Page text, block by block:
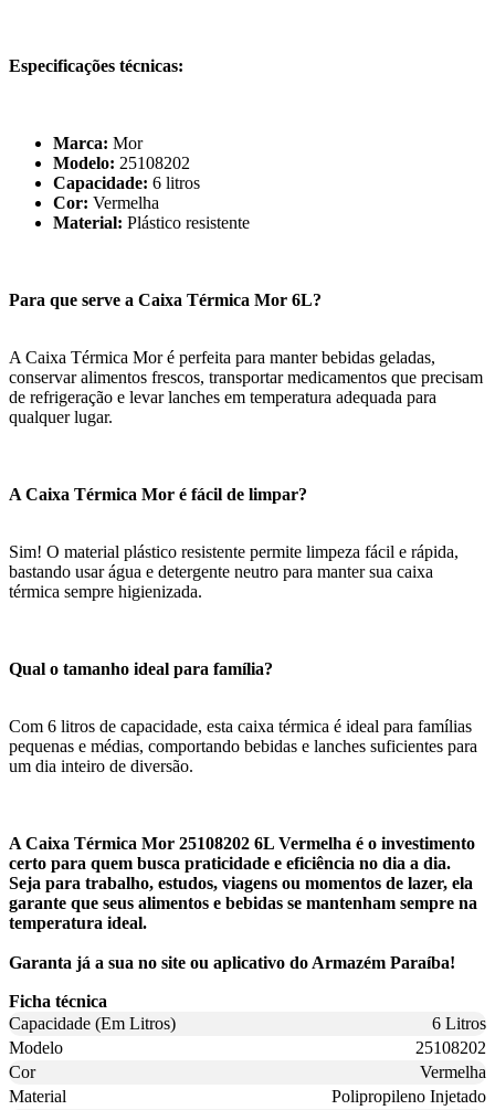
Especificações técnicas:
Marca: Mor
Modelo: 25108202
Capacidade: 6 litros
Cor: Vermelha
Material: Plástico resistente
Para que serve a Caixa Térmica Mor 6L?
A Caixa Térmica Mor é perfeita para manter bebidas geladas,
conservar alimentos frescos, transportar medicamentos que precisam
de refrigeração e levar lanches em temperatura adequada para
qualquer lugar.
A Caixa Térmica Mor é fácil de limpar?
Sim! O material plástico resistente permite limpeza fácil e rápida,
bastando usar água e detergente neutro para manter sua caixa
térmica sempre higienizada.
Qual o tamanho ideal para família?
Com 6 litros de capacidade, esta caixa térmica é ideal para famílias
pequenas e médias, comportando bebidas e lanches suficientes para
um dia inteiro de diversão.
A Caixa Térmica Mor 25108202 6L Vermelha é o investimento
certo para quem busca praticidade e eficiência no dia a dia.
Seja para trabalho, estudos, viagens ou momentos de lazer, ela
garante que seus alimentos e bebidas se mantenham sempre na
temperatura ideal.
Garanta já a sua no site ou aplicativo do Armazém Paraíba!
Ficha técnica
Capacidade (Em Litros)
6 Litros
Modelo
25108202
Cor
Vermelha
Material
Polipropileno Injetado